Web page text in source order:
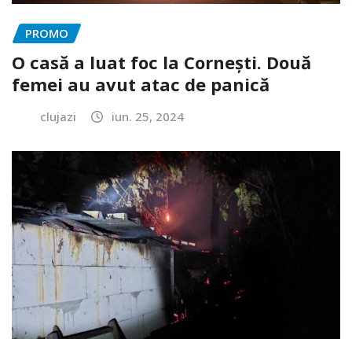
PROMO
O casă a luat foc la Cornești. Două
femei au avut atac de panică
clujazi iun. 25, 2024